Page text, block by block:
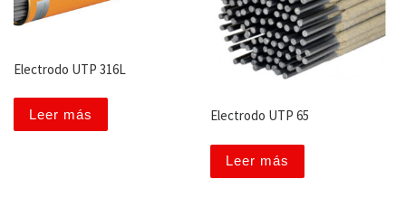
Electrodo UTP 316L
Leer más Electrodo UTP 65
Leer más